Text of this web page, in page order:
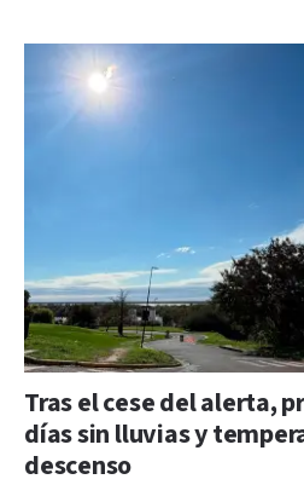
Tras el cese del alerta,
días sin lluvias y
descenso